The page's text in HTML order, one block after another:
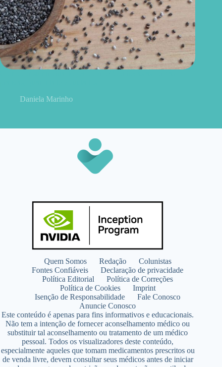
Daniela Marinho
Quem Somos Redação
Colunistas
Fontes Confiáveis
Declaração de privacidade
Política Editorial
Política de Correções
Política de Cookies
Imprint
Isenção de Responsabilidade
Fale Conosco
Anuncie Conosco
Este conteúdo é apenas para fins informativos e educacionais.
Não tem a intenção de fornecer aconselhamento médico ou
substituir tal aconselhamento ou tratamento de um médico
pessoal. Todos os visualizadores deste conteúdo,
especialmente aqueles que tomam medicamentos prescritos ou
de venda livre, devem consultar seus médicos antes de iniciar